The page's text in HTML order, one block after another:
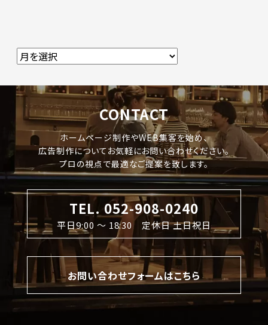
CONTACT
ホームページ制作やWEB集客を始め、
広告制作についてお気軽にお問い合わせください。
プロの視点で最適なご提案を致します。
TEL. 052-908-0240
平日9:00 〜 18:30 定休日 土日祝日
お問い合わせフォームはこちら